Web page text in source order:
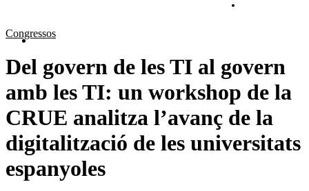
Home
Congressos
Del govern de les TI al govern
amb les TI: un workshop de la
CRUE analitza l’avanç de la
digitalització de les universitats
espanyoles